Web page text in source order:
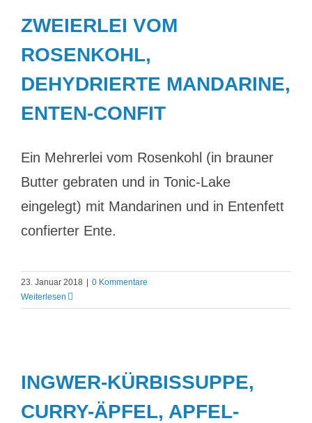
ZWEIERLEI VOM
ROSENKOHL,
DEHYDRIERTE MANDARINE,
ENTEN-CONFIT
Ein Mehrerlei vom Rosenkohl (in brauner
Butter gebraten und in Tonic-Lake
eingelegt) mit Mandarinen und in Entenfett
confierter Ente.
23. Januar 2018
0 Kommentare
Weiterlesen
INGWER-KÜRBISSUPPE,
CURRY-ÄPFEL, APFEL-